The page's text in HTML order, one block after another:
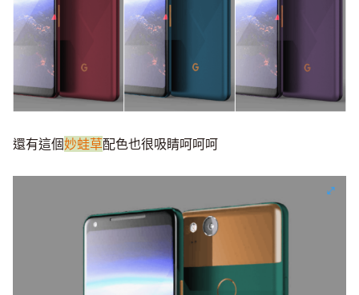
還有這個妙蛙草配色也很吸睛呵呵呵